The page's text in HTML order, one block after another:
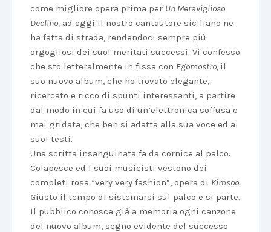
come migliore opera prima per Un Meraviglioso
Declino, ad oggi il nostro cantautore siciliano ne
ha fatta di strada, rendendoci sempre più
orgogliosi dei suoi meritati successi. Vi confesso
che sto letteralmente in fissa con Egomostro, il
suo nuovo album, che ho trovato elegante,
ricercato e ricco di spunti interessanti, a partire
dal modo in cui fa uso di un’elettronica soffusa e
mai gridata, che ben si adatta alla sua voce ed ai
suoi testi.
Una scritta insanguinata fa da cornice al palco.
Colapesce ed i suoi musicisti vestono dei
completi rosa “very very fashion”, opera di Kimsoo.
Giusto il tempo di sistemarsi sul palco e si parte.
Il pubblico conosce già a memoria ogni canzone
del nuovo album, segno evidente del successo